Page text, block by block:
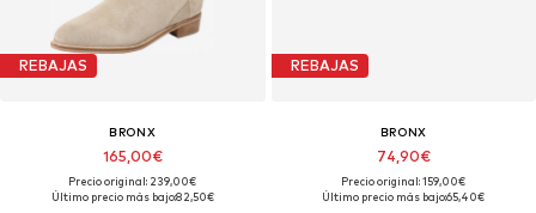
REBAJAS
BRONX
165,00€
Precio original: 239,00€
Último precio más bajo:82,50€
REBAJAS
BRONX
74,90€
Precio original: 159,00€
Último precio más bajo:65,40€